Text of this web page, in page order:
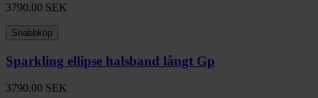
3790.00 SEK
Snabbköp
Sparkling ellipse halsband långt Gp
3790.00 SEK